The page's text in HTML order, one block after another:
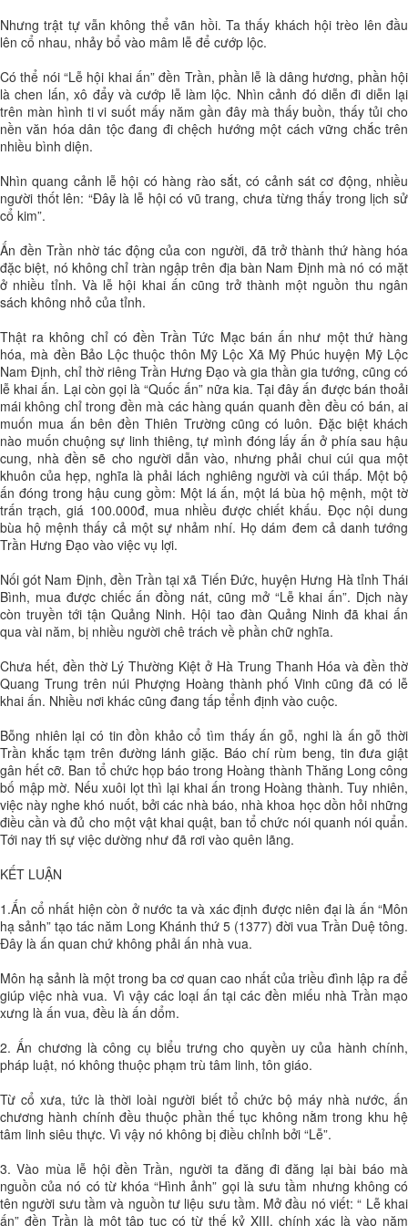
Nhưng trật tự vẫn không thể vãn hồi. Ta thấy khách hội trèo lên đầu
lên cổ nhau, nhảy bổ vào mâm lễ để cướp lộc.
Có thể nói “Lễ hội khai ấn” đền Trần, phần lễ là dâng hương, phần hội
là chen lấn, xô đẩy và cướp lễ làm lộc. Nhìn cảnh đó diễn đi diễn lại
trên màn hình ti vi suốt mấy năm gần đây mà thấy buồn, thấy tủi cho
nền văn hóa dân tộc đang đi chệch hướng một cách vững chắc trên
nhiều bình diện.
Nhìn quang cảnh lễ hội có hàng rào sắt, có cảnh sát cơ động, nhiều
người thốt lên: “Đây là lễ hội có vũ trang, chưa từng thấy trong lịch sử
cổ kim”.
Ấn đền Trần nhờ tác động của con người, đã trở thành thứ hàng hóa
đặc biệt, nó không chỉ tràn ngập trên địa bàn Nam Định mà nó có mặt
ở nhiều tỉnh. Và lễ hội khai ấn cũng trở thành một nguồn thu ngân
sách không nhỏ của tỉnh.
Thật ra không chỉ có đền Trần Tức Mạc bán ấn như một thứ hàng
hóa, mà đền Bảo Lộc thuộc thôn Mỹ Lộc Xã Mỹ Phúc huyện Mỹ Lộc
Nam Định, chỉ thờ riêng Trần Hưng Đạo và gia thần gia tướng, cũng có
lễ khai ấn. Lại còn gọi là “Quốc ấn” nữa kia. Tại đây ấn được bán thoải
mái không chỉ trong đền mà các hàng quán quanh đền đều có bán, ai
muốn mua ấn bên đền Thiên Trường cũng có luôn. Đặc biệt khách
nào muốn chuộng sự linh thiêng, tự mình đóng lấy ấn ở phía sau hậu
cung, nhà đền sẽ cho người dẫn vào, nhưng phải chui cúi qua một
khuôn của hẹp, nghĩa là phải lách nghiêng người và cúi thấp. Một bộ
ấn đóng trong hậu cung gồm: Một lá ấn, một lá bùa hộ mệnh, một tờ
trấn trạch, giá 100.000đ, mua nhiều được chiết khấu. Đọc nội dung
bùa hộ mệnh thấy cả một sự nhảm nhí. Họ dám đem cả danh tướng
Trần Hưng Đạo vào việc vụ lợi.
Nối gót Nam Định, đền Trần tại xã Tiến Đức, huyện Hưng Hà tỉnh Thái
Bình, mua được chiếc ấn đồng nát, cũng mở “Lễ khai ấn”. Dịch này
còn truyền tới tận Quảng Ninh. Hội tao đàn Quảng Ninh đã khai ấn
qua vài năm, bị nhiều người chê trách về phần chữ nghĩa.
Chưa hết, đền thờ Lý Thường Kiệt ở Hà Trung Thanh Hóa và đền thờ
Quang Trung trên núi Phượng Hoàng thành phố Vinh cũng đã có lễ
khai ấn. Nhiều nơi khác cũng đang tấp tểnh định vào cuộc.
Bỗng nhiên lại có tin đồn khảo cổ tìm thấy ấn gỗ, nghi là ấn gỗ thời
Trần khắc tạm trên đường lánh giặc. Báo chí rùm beng, tin đưa giật
gân hết cỡ. Ban tổ chức họp báo trong Hoàng thành Thăng Long công
bố mập mờ. Nếu xuôi lọt thì lại khai ấn trong Hoàng thành. Tuy nhiên,
việc này nghe khó nuốt, bởi các nhà báo, nhà khoa học dồn hỏi những
điều cần và đủ cho một vật khai quật, ban tổ chức nói quanh nói quẩn.
Tới nay th́ sự việc dường như đã rơi vào quên lãng.
KẾT LUẬN
1.Ấn cổ nhất hiện còn ở nước ta và xác định được niên đại là ấn “Môn
hạ sảnh” tạo tác năm Long Khánh thứ 5 (1377) đời vua Trần Duệ tông.
Đây là ấn quan chứ không phải ấn nhà vua.
Môn hạ sảnh là một trong ba cơ quan cao nhất của triều đình lập ra để
giúp việc nhà vua. Vì vậy các loại ấn tại các đền miếu nhà Trần mạo
xưng là ấn vua, đều là ấn dổm.
2. Ấn chương là công cụ biểu trưng cho quyền uy của hành chính,
pháp luật, nó không thuộc phạm trù tâm linh, tôn giáo.
Từ cổ xưa, tức là thời loài người biết tổ chức bộ máy nhà nước, ấn
chương hành chính đều thuộc phần thế tục không nằm trong khu hệ
tâm linh siêu thực. Vì vậy nó không bị điều chỉnh bởi “Lễ”.
3. Vào mùa lễ hội đền Trần, người ta đăng đi đăng lại bài báo mà
nguồn của nó có từ khóa “Hình ảnh” gọi là sưu tầm nhưng không có
tên người sưu tầm và nguồn tư liệu sưu tầm. Mở đầu nó viết: “ Lễ khai
ấn” đền Trần là một tập tục có từ thế kỷ XIII, chính xác là vào năm